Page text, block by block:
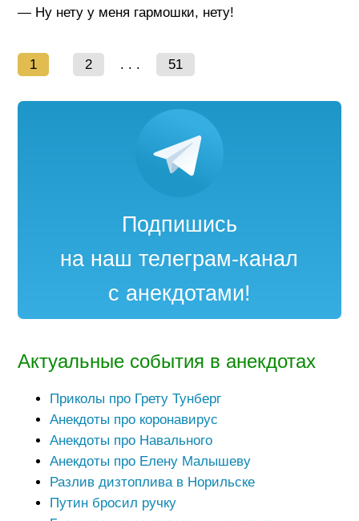
— Ну нету у меня гармошки, нету!
1 2 . . . 51
Подпишись
на наш телеграм-канал
с анекдотами!
Актуальные события в анекдотах
Приколы про Грету Тунберг
Анекдоты про коронавирус
Анекдоты про Навального
Анекдоты про Елену Малышеву
Разлив дизтоплива в Норильске
Путин бросил ручку